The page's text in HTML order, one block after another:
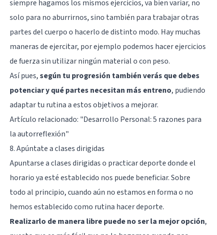
siempre hagamos los mismos ejercicios, va bien variar, no
solo para no aburrirnos, sino también para trabajar otras
partes del cuerpo o hacerlo de distinto modo. Hay muchas
maneras de ejercitar, por ejemplo podemos hacer ejercicios
de fuerza sin utilizar ningún material o con peso.
Así pues,según tu progresión también verás que debes
potenciar y qué partes necesitan más entreno, pudiendo
adaptar tu rutina a estos objetivos a mejorar.
Artículo relacionado: "Desarrollo Personal: 5 razones para
la autorreflexión"
8. Apúntate a clases dirigidas
Apuntarse a clases dirigidas o practicar deporte donde el
horario ya esté establecido nos puede beneficiar. Sobre
todo al principio, cuando aún no estamos en forma o no
hemos establecido como rutina hacer deporte.
Realizarlo de manera libre puede no ser la mejor opción,